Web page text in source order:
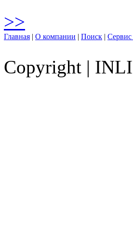
>>
Главная | О компании | Поиск | Сервис
Copyright |